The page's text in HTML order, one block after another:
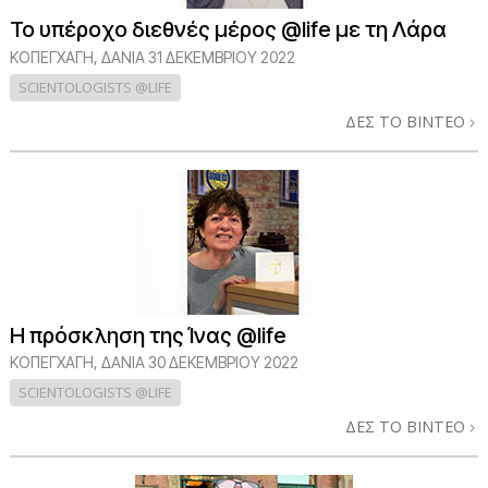
Το υπέροχο διεθνές μέρος @life με τη Λάρα
ΚΟΠΕΓΧΆΓΗ, ΔΑΝΊΑ31 ΔΕΚΕΜΒΡΙΟΥ 2022
SCIENTOLOGISTS @LIFE
ΔΕΣ ΤΟ ΒΙΝΤΕΟ
Η πρόσκληση της Ίνας @life
ΚΟΠΕΓΧΆΓΗ, ΔΑΝΊΑ30 ΔΕΚΕΜΒΡΙΟΥ 2022
SCIENTOLOGISTS @LIFE
ΔΕΣ ΤΟ ΒΙΝΤΕΟ